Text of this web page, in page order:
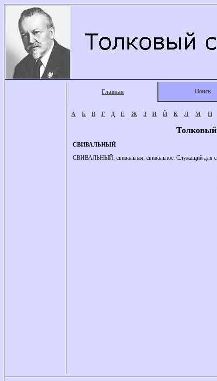
Главная Поиск
А Б В Г Д Е Ж З И Й К Л М Н
СВИВАЛЬНЫЙ
СВИВАЛЬНЫЙ, свивальная, свивальное. Служащий для